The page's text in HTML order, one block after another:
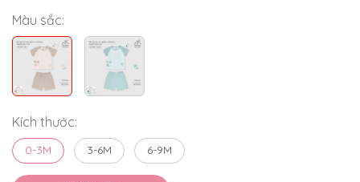
Màu sắc:
Kích thước:
0-3M 3-6M 6-9M